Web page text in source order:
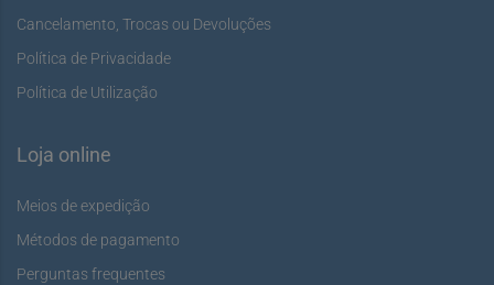
Cancelamento, Trocas ou Devoluções
Política de Privacidade
Política de Utilização
Loja online
Meios de expedição
Métodos de pagamento
Perguntas frequentes